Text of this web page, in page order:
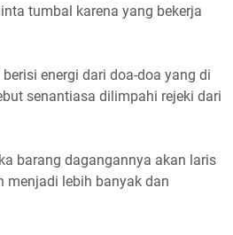
tumbal karena yang bekerja
energi dari doa-doa yang di
senantiasa dilimpahi rejeki dari
barang dagangannya akan laris
menjadi lebih banyak dan